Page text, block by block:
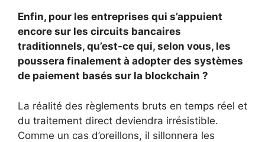
Enfin, pour les entreprises qui s’appuient
encore sur les circuits bancaires
traditionnels, qu’est-ce qui, selon vous, les
poussera finalement à adopter des systèmes
de paiement basés sur la blockchain ?
La réalité des règlements bruts en temps réel et
du traitement direct deviendra irrésistible.
Comme un cas d’oreillons, il sillonnera les